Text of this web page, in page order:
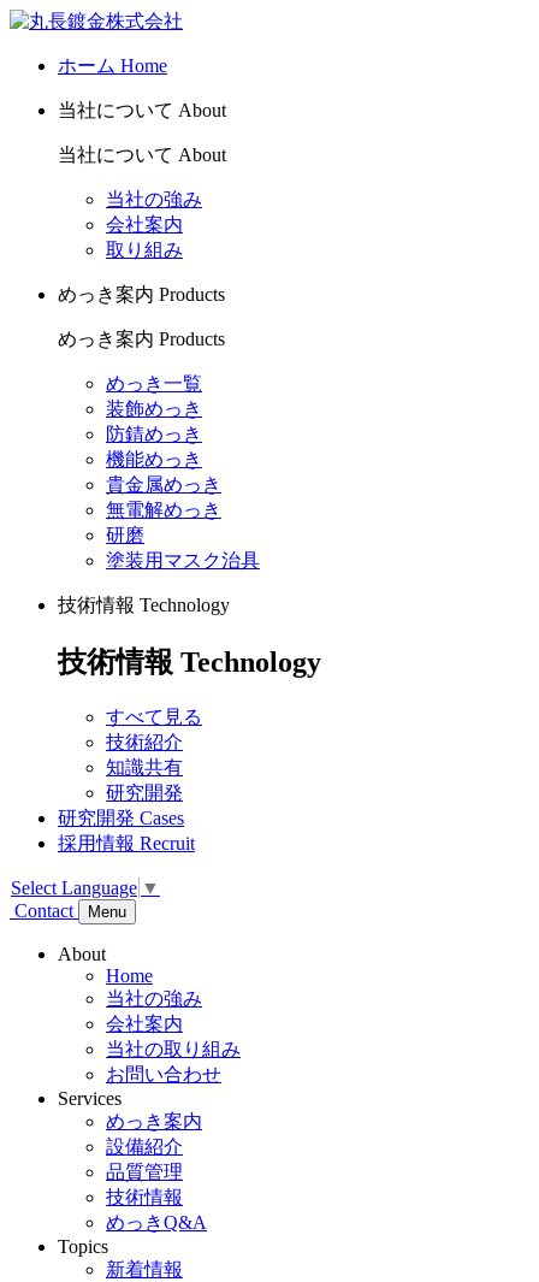
ホーム Home
当社について About
当社について About
当社の強み
会社案内
取り組み
めっき案内 Products
めっき案内 Products
めっき一覧
装飾めっき
防錆めっき
機能めっき
貴金属めっき
無電解めっき
研磨
塗装用マスク治具
技術情報 Technology
技術情報 Technology
すべて見る
技術紹介
知識共有
研究開発
研究開発 Cases
採用情報 Recruit
Select Language ▼
Contact
Menu
About
Home
当社の強み
会社案内
当社の取り組み
お問い合わせ
Services
めっき案内
設備紹介
品質管理
技術情報
めっきQ&A
Topics
新着情報